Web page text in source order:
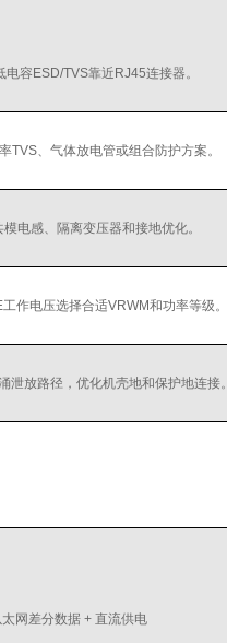
电容ESD/TVS靠近RJ45连接器。
TVS、气体放电管或组合防护方案。
模电感、隔离变压器和接地优化。
作电压选择合适VRWM和功率等级。
泄放路径，优化机壳地和保护地连接。
太网差分数据 + 直流供电